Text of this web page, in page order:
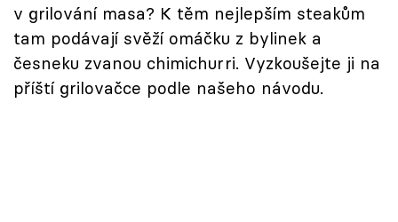
Sledujte nás
v grilování masa? K těm nejlepším steakům
tam podávají svěží omáčku z bylinek a
česneku zvanou chimichurri. Vyzkoušejte ji na
příští grilovačce podle našeho návodu.